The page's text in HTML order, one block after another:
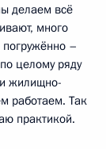
делаем всё
много
–
целому ряду
жилищно-
работаем. Так
практикой.